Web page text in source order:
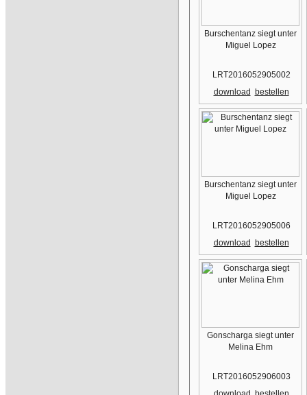
Burschentanz siegt unter
Miguel Lopez
LRT2016052905002
download
bestellen
Burschentanz siegt unter
Miguel Lopez
LRT2016052905006
download
bestellen
Gonscharga siegt unter
Melina Ehm
LRT2016052906003